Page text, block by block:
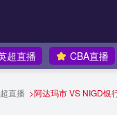
超直播 CBA直播
直播 >阿达玛市 VS NIGD银